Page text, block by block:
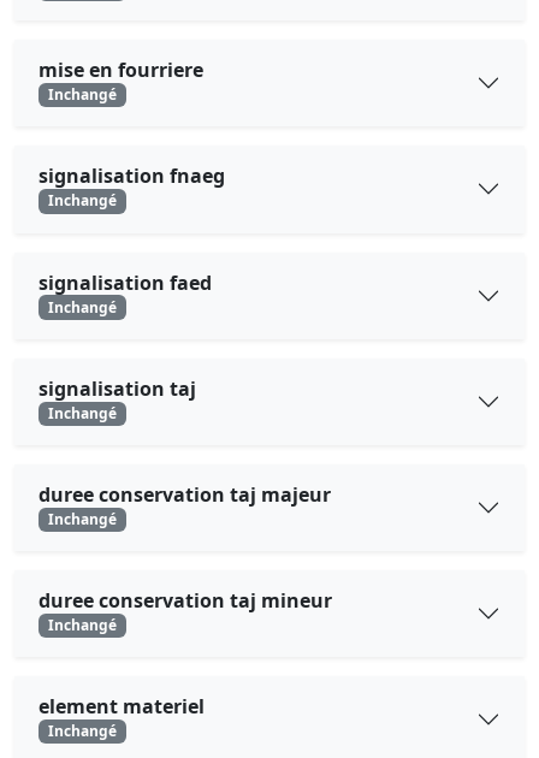
mise en fourriere
Inchangé
signalisation fnaeg
Inchangé
signalisation faed
Inchangé
signalisation taj
Inchangé
duree conservation taj majeur
Inchangé
duree conservation taj mineur
Inchangé
element materiel
Inchangé